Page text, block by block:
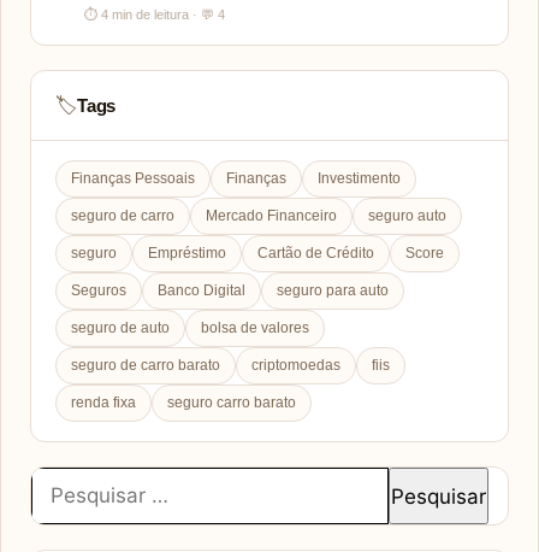
⏱ 4 min de leitura · 💬 4
🏷️Tags
Finanças Pessoais Finanças Investimento
seguro de carro Mercado Financeiro seguro auto
seguro Empréstimo Cartão de Crédito Score
Seguros Banco Digital seguro para auto
seguro de auto bolsa de valores
seguro de carro barato criptomoedas fiis
renda fixa seguro carro barato
Pesquisar
por: